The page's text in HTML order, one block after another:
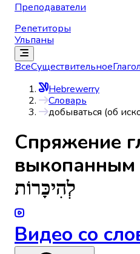
Преподаватели
Репетиторы
Ульпаны
ВсеСуществительноеГлагол
Hebrewerry
Словарь
добываться (об
Спряжениe
выкопанным
לְהִיכָּרוֹת
Видео со